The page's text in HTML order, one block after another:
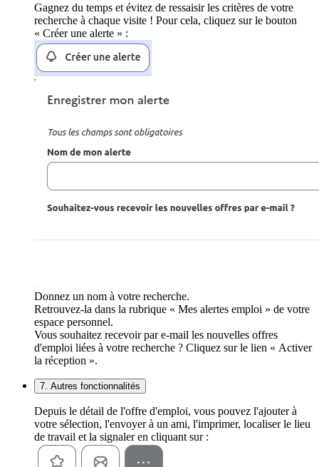
Gagnez du temps et évitez de ressaisir les critères de votre
recherche à chaque visite ! Pour cela, cliquez sur le bouton
« Créer une alerte » :
Donnez un nom à votre recherche.
Retrouvez-la dans la rubrique « Mes alertes emploi » de votre
espace personnel.
Vous souhaitez recevoir par e-mail les nouvelles offres
d'emploi liées à votre recherche ? Cliquez sur le lien « Activer
la réception ».
7. Autres fonctionnalités
Depuis le détail de l'offre d'emploi, vous pouvez l'ajouter à
votre sélection, l'envoyer à un ami, l'imprimer, localiser le lieu
de travail et la signaler en cliquant sur :